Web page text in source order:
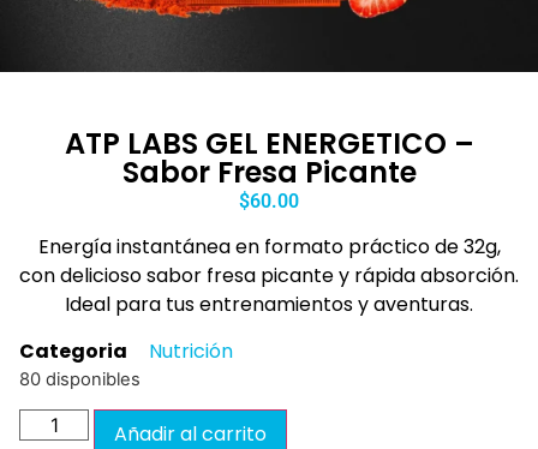
ATP LABS GEL ENERGETICO –
Sabor Fresa Picante
$60.00
Energía instantánea en formato práctico de 32g,
con delicioso sabor fresa picante y rápida absorción.
Ideal para tus entrenamientos y aventuras.
Categoria
Nutrición
80 disponibles
Añadir al carrito